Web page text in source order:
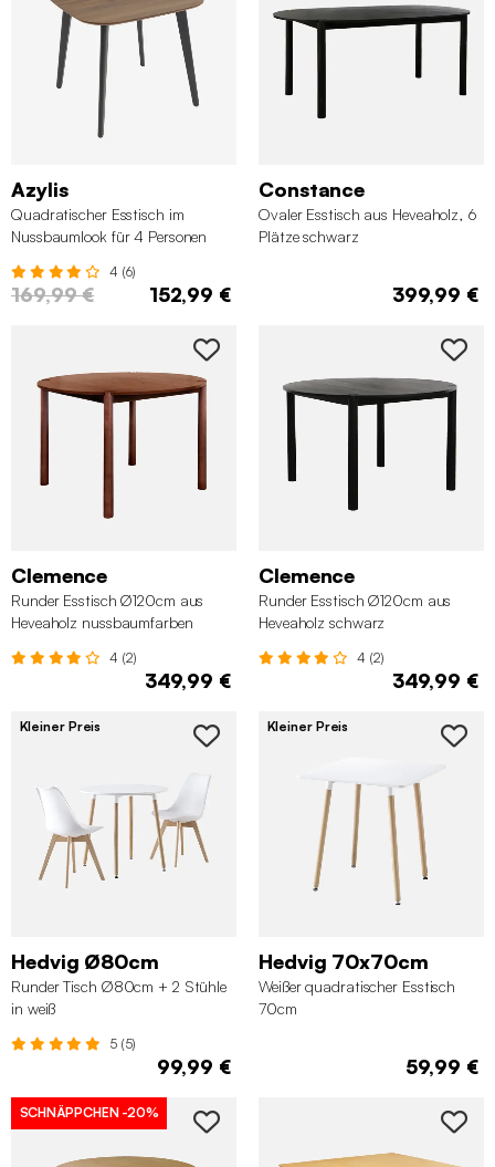
Azylis
Quadratischer Esstisch im
Nussbaumlook für 4 Personen
4 (6)
169,99 € 152,99 €
Constance
Ovaler Esstisch aus Heveaholz, 6
Plätze schwarz
399,99 €
Clemence
Runder Esstisch Ø120cm aus
Heveaholz nussbaumfarben
4 (2)
349,99 €
Clemence
Runder Esstisch Ø120cm aus
Heveaholz schwarz
4 (2)
349,99 €
Kleiner Preis
Hedvig Ø80cm
Runder Tisch Ø80cm + 2 Stühle
in weiß
5 (5)
99,99 €
Kleiner Preis
Hedvig 70x70cm
Weißer quadratischer Esstisch
70cm
59,99 €
SCHNÄPPCHEN -20%